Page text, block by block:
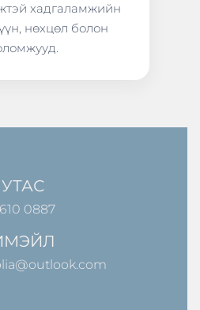
хадгаламжийн
нөхцөл болон
УТАС
0887